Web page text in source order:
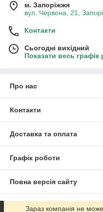
м. Запоріжжя
вул. Червона, 21,
Контакти
Сьогодні вихідний
Показати весь графік
Про нас
Контакти
Доставка та оплата
Графік роботи
Повна версія сайту
Сайт створено на
Зараз компанія не